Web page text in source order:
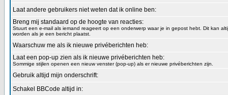
Laat andere gebruikers niet weten dat ik online ben:
Breng mij standaard op de hoogte van reacties:
Stuurt een e-mail als iemand reageert op een onderwerp waar je in gepost hebt. Dit kan
worden als je een bericht plaatst.
Waarschuw me als ik nieuwe privéberichten heb:
Laat een pop-up zien als ik nieuwe privéberichten heb:
Sommige stijlen openen een nieuw venster (pop-up) als er nieuwe privéberichten zijn.
Gebruik altijd mijn onderschrift:
Schakel BBCode altijd in: